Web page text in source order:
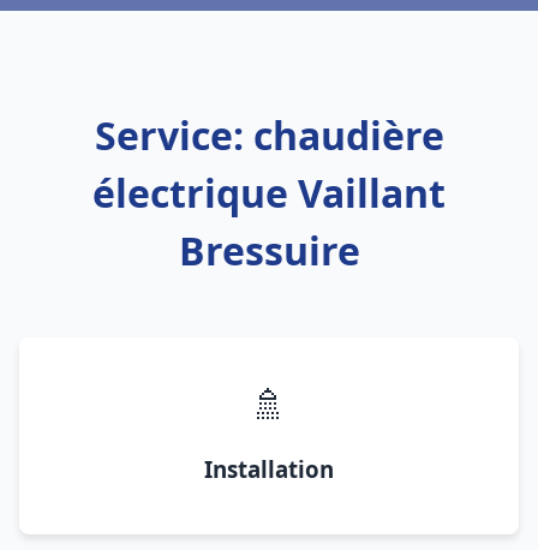
Service: chaudière
électrique Vaillant
Bressuire
🚿
Installation